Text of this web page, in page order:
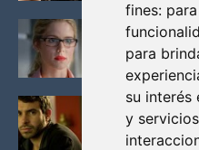
fines:
para
su interés
y
FELICITY
MAS BONITAS
Noviembre 30,
BLACK
LA CRITICA
Mayo 17, 2012